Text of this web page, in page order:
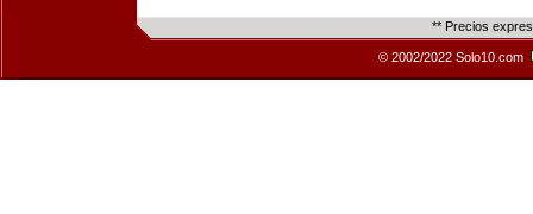
** Precios
© 2002/2022 Solo10.com